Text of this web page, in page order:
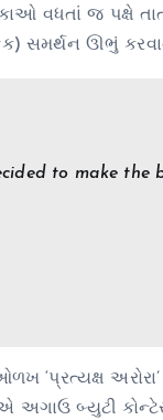
જ પક્ષે
સમર્થન ઊભું
to make the
‘પ્રત્યક્ષ
બ્યુટી